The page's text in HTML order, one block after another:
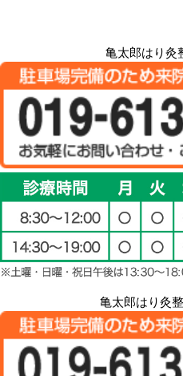
亀太郎はり灸
亀太郎はり灸